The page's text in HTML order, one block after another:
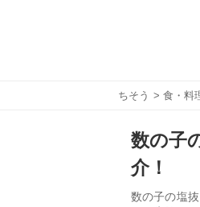
ちそう > 食・料
数の子
介！
数の子の塩